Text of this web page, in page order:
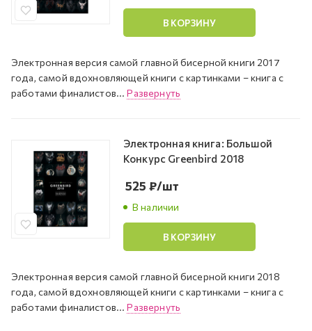
В КОРЗИНУ
Электронная версия самой главной бисерной книги 2017
года, самой вдохновляющей книги с картинками – книга с
работами финалистов...Развернуть
Электронная книга: Большой
Конкурс Greenbird 2018
В наличии
525 ₽/шт
В КОРЗИНУ
Электронная версия самой главной бисерной книги 2018
года, самой вдохновляющей книги с картинками – книга с
работами финалистов...Развернуть